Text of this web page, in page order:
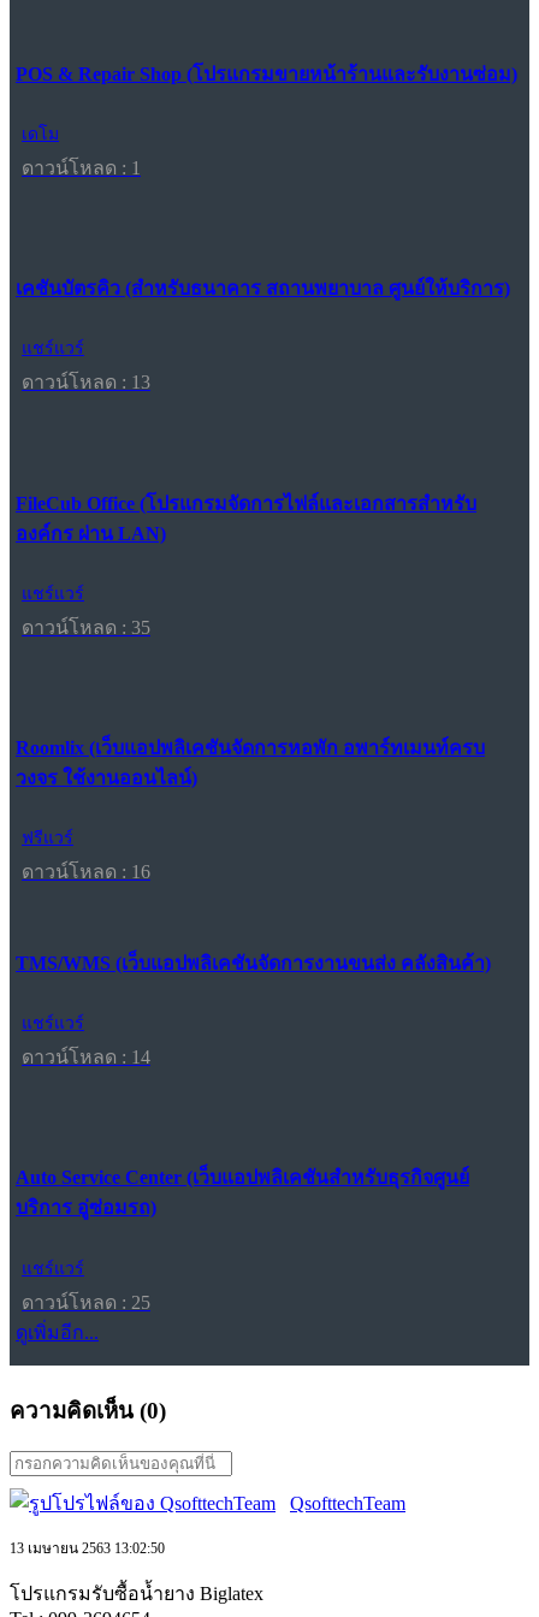
POS & Repair Shop (โปรแกรมขายหน้าร้านและรับงานซ่อม)
เดโม
ดาวน์โหลด : 1
เคชันบัตรคิว (สำหรับธนาคาร สถานพยาบาล ศูนย์ให้บริการ)
แชร์แวร์
ดาวน์โหลด : 13
FileCub Office (โปรแกรมจัดการไฟล์และเอกสารสำหรับ
องค์กร ผ่าน LAN)
แชร์แวร์
ดาวน์โหลด : 35
Roomlix (เว็บแอปพลิเคชันจัดการหอพัก อพาร์ทเมนท์ครบ
วงจร ใช้งานออนไลน์)
ฟรีแวร์
ดาวน์โหลด : 16
TMS/WMS (เว็บแอปพลิเคชันจัดการงานขนส่ง คลังสินค้า)
แชร์แวร์
ดาวน์โหลด : 14
Auto Service Center (เว็บแอปพลิเคชันสำหรับธุรกิจศูนย์
บริการ อู่ซ่อมรถ)
แชร์แวร์
ดาวน์โหลด : 25
ดูเพิ่มอีก...
ความคิดเห็น (0)
QsofttechTeam
13 เมษายน 2563 13:02:50
โปรแกรมรับซื้อน้ำยาง Biglatex